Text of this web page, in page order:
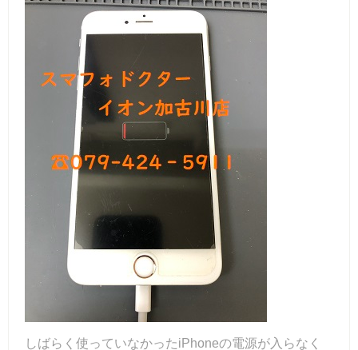
しばらく使っていなかったiPhoneの電源が入らなく